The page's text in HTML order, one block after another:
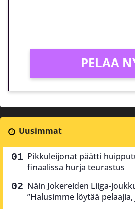
PELAA
Uusimmat
Pikkuleijonat päätti
finaalissa hurja teurastus
Näin Jokereiden Liiga-
”Halusimme löytää